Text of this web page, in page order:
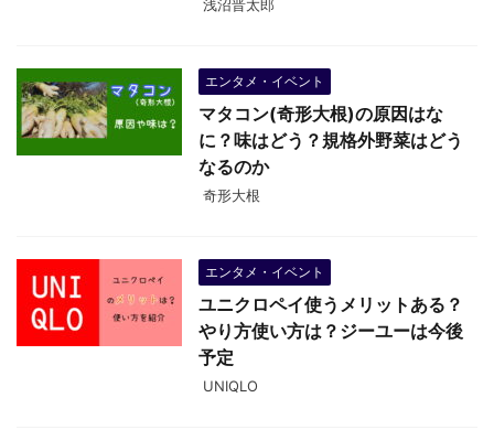
浅沼晋太郎
エンタメ・イベント
マタコン(奇形大根)の原因はな
に？味はどう？規格外野菜はどう
なるのか
奇形大根
エンタメ・イベント
ユニクロペイ使うメリットある？
やり方使い方は？ジーユーは今後
予定
UNIQLO